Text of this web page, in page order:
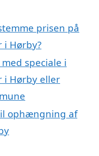
prisen på
Hørby?
speciale i
Hørby eller
ophængning af